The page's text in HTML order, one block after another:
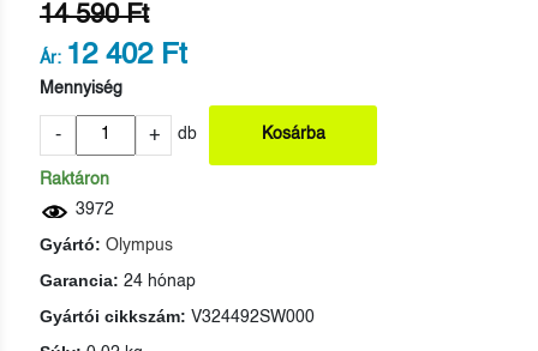
14 590 Ft
Ár: 12 402 Ft
Mennyiség
- + db Kosárba
Raktáron
3972
Gyártó: Olympus
Garancia: 24 hónap
Gyártói cikkszám: V324492SW000